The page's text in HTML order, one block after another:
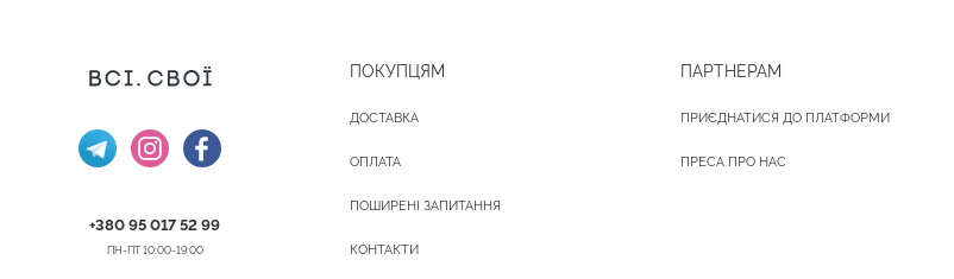
+380 95 017 52 99
ПН-ПТ 10:00-19:00
ПОКУПЦЯМ
ДОСТАВКА
ОПЛАТА
ПОШИРЕНІ ЗАПИТАННЯ
КОНТАКТИ
ПАРТНЕРАМ
ПРИЄДНАТИСЯ ДО ПЛАТФОРМИ
ПРЕСА ПРО НАС